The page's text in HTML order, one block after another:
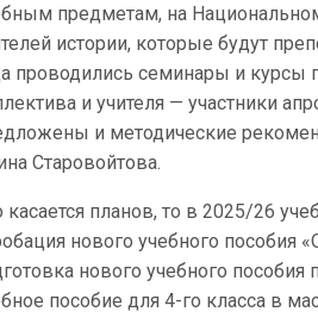
предметам, на
истории, которые будут
проводились семинары и курсы
и учителя — участники
и методические
Старовойтова.
касается планов, то в 2025/26
нового учебного пособия
нового учебного
пособие для 4-го класса в